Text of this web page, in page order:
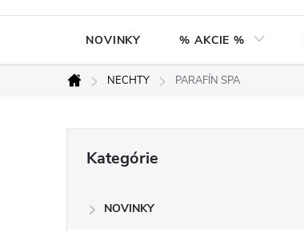
NOVINKY % AKCIE %
Domov
NECHTY PARAFÍN SPA
kategórie
Kategórie
NOVINKY